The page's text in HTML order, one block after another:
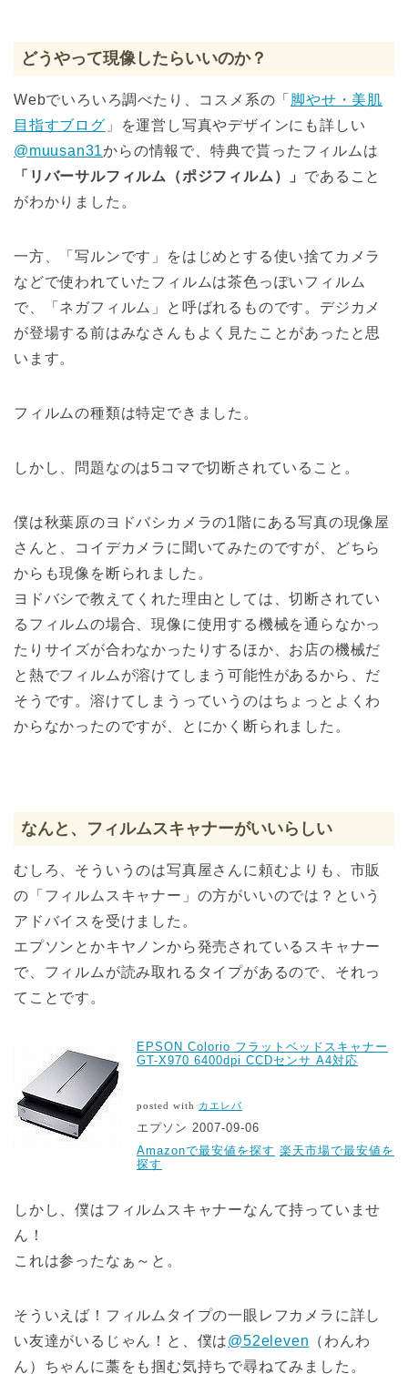
どうやって現像したらいいのか？
Webでいろいろ調べたり、コスメ系の「 脚やせ・美肌
目指すブログ 」を運営し写真やデザインにも詳しい
@muusan31からの情報で、特典で貰ったフィルムは
「リバーサルフィルム（ポジフィルム）」 であること
がわかりました。
一方、「写ルンです」をはじめとする使い捨てカメラ
などで使われていたフィルムは茶色っぽいフィルム
で、「ネガフィルム」と呼ばれるものです。デジカメ
が登場する前はみなさんもよく見たことがあったと思
います。
フィルムの種類は特定できました。
しかし、問題なのは5コマで切断されていること。
僕は秋葉原のヨドバシカメラの1階にある写真の現像屋
さんと、コイデカメラに聞いてみたのですが、どちら
からも現像を断られました。
ヨドバシで教えてくれた理由としては、切断されてい
るフィルムの場合、現像に使用する機械を通らなかっ
たりサイズが合わなかったりするほか、お店の機械だ
と熱でフィルムが溶けてしまう可能性があるから、だ
そうです。溶けてしまうっていうのはちょっとよくわ
からなかったのですが、とにかく断られました。
なんと、フィルムスキャナーがいいらしい
むしろ、そういうのは写真屋さんに頼むよりも、市販
の「フィルムスキャナー」の方がいいのでは？という
アドバイスを受けました。
エプソンとかキヤノンから発売されているスキャナー
で、フィルムが読み取れるタイプがあるので、それっ
てことです。
EPSON Colorio フラットベッドスキャナー
GT-X970 6400dpi CCDセンサ A4対応
posted with カエレバ
エプソン 2007-09-06
Amazonで最安値を探す 楽天市場で最安値を
探す
しかし、僕はフィルムスキャナーなんて持っていませ
ん！
これは参ったなぁ～と。
そういえば！フィルムタイプの一眼レフカメラに詳し
い友達がいるじゃん！と、僕は@52eleven （わんわ
ん）ちゃんに藁をも掴む気持ちで尋ねてみました。